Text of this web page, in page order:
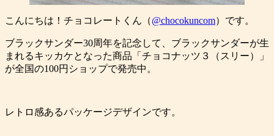
こんにちは！チョコレートくん（@chocokuncom）です。
ブラックサンダー30周年を記念して、ブラックサンダーが生
まれるキッカケとなった商品「チョコナッツ３（スリー）」
が全国の100円ショップで発売中。
レトロ感あるパッケージデザインです。